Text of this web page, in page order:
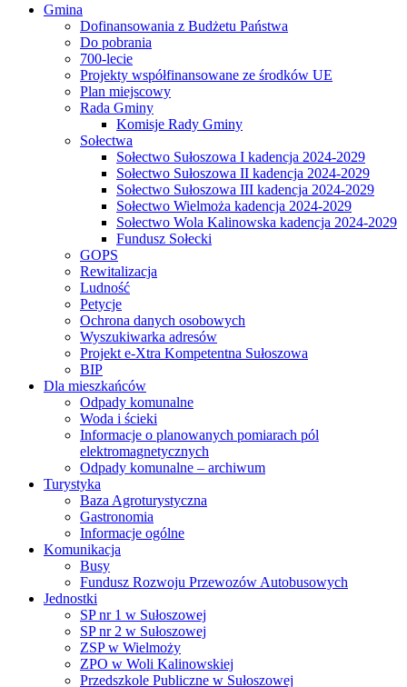
Gmina
Dofinansowania z Budżetu Państwa
Do pobrania
700-lecie
Projekty współfinansowane ze środków UE
Plan miejscowy
Rada Gminy
Komisje Rady Gminy
Sołectwa
Sołectwo Sułoszowa I kadencja 2024-2029
Sołectwo Sułoszowa II kadencja 2024-2029
Sołectwo Sułoszowa III kadencja 2024-2029
Sołectwo Wielmoża kadencja 2024-2029
Sołectwo Wola Kalinowska kadencja 2024-2029
Fundusz Sołecki
GOPS
Rewitalizacja
Ludność
Petycje
Ochrona danych osobowych
Wyszukiwarka adresów
Projekt e-Xtra Kompetentna Sułoszowa
BIP
Dla mieszkańców
Odpady komunalne
Woda i ścieki
Informacje o planowanych pomiarach pól
elektromagnetycznych
Odpady komunalne – archiwum
Turystyka
Baza Agroturystyczna
Gastronomia
Informacje ogólne
Komunikacja
Busy
Fundusz Rozwoju Przewozów Autobusowych
Jednostki
SP nr 1 w Sułoszowej
SP nr 2 w Sułoszowej
ZSP w Wielmoży
ZPO w Woli Kalinowskiej
Przedszkole Publiczne w Sułoszowej